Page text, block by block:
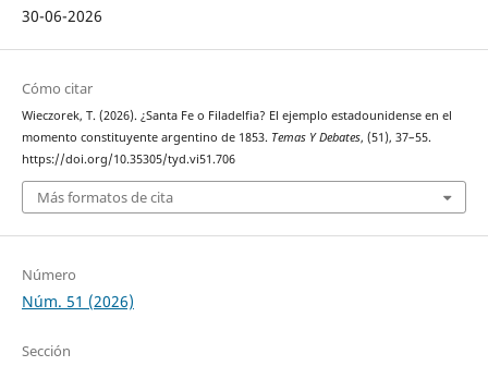
30-06-2026
Cómo citar
Wieczorek, T. (2026). ¿Santa Fe o Filadelfia? El ejemplo estadounidense en el
momento constituyente argentino de 1853. Temas Y Debates, (51), 37–55.
https://doi.org/10.35305/tyd.vi51.706
Más formatos de cita
Número
Núm. 51 (2026)
Sección